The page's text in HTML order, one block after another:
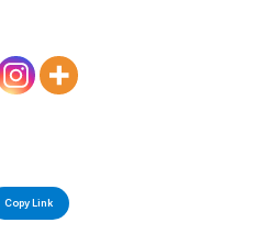
Copy Link